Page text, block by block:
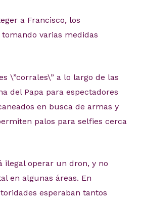
a Francisco, los
varias medidas
\”corrales\” a lo largo de las
del Papa para espectadores
en busca de armas y
palos para selfies cerca
ilegal operar un dron, y no
en algunas áreas. En
esperaban tantos